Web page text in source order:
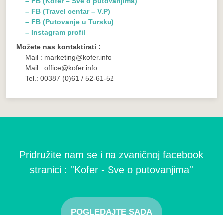
– FB (Travel centar – V.P)
– FB (Putovanje u Tursku)
– Instagram profil
Možete nas kontaktirati :
Mail : marketing@kofer.info
Mail : office@kofer.info
Tel.: 00387 (0)61 / 52-61-52
Pridružite nam se i na zvaničnoj facebook
stranici : ''Kofer - Sve o putovanjima''
POGLEDAJTE SADA